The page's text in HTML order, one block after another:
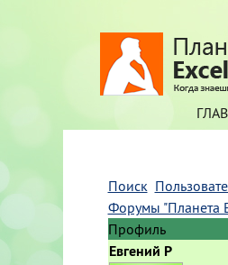
Поиск
Форумы "Планета
Профиль
Евгений P